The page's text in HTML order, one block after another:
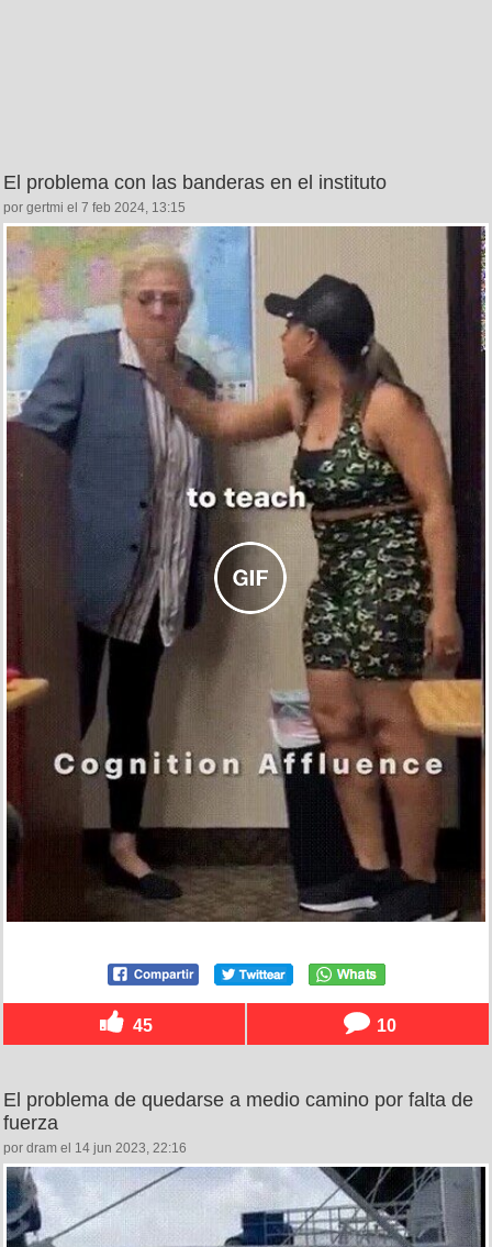
El problema con las banderas en el instituto
por gertmi el 7 feb 2024, 13:15
45 10
El problema de quedarse a medio camino por falta de
fuerza
por dram el 14 jun 2023, 22:16